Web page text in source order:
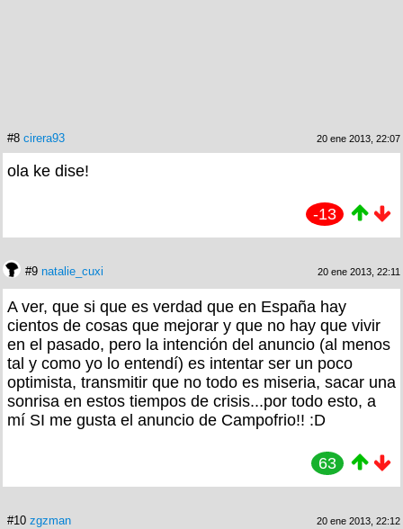
#8 cirera93 20 ene 2013, 22:07
ola ke dise!
-13
#9 natalie_cuxi 20 ene 2013, 22:11
A ver, que si que es verdad que en España hay
cientos de cosas que mejorar y que no hay que vivir
en el pasado, pero la intención del anuncio (al menos
tal y como yo lo entendí) es intentar ser un poco
optimista, transmitir que no todo es miseria, sacar una
sonrisa en estos tiempos de crisis...por todo esto, a
mí SI me gusta el anuncio de Campofrio!! :D
63
#10 zgzman 20 ene 2013, 22:12